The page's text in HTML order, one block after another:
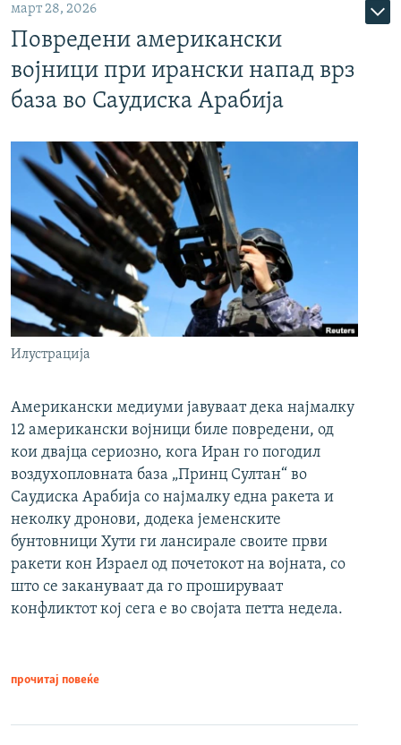
март 28, 2026
Повредени американски
војници при ирански напад врз
база во Саудиска Арабија
Илустрација
Американски медиуми јавуваат дека најмалку
12 американски војници биле повредени, од
кои двајца сериозно, кога Иран го погодил
воздухопловната база „Принц Султан“ во
Саудиска Арабија со најмалку една ракета и
неколку дронови, додека јеменските
бунтовници Хути ги лансирале своите први
ракети кон Израел од почетокот на војната, со
што се закануваат да го прошируваат
конфликтот кој сега е во својата петта недела.
прочитај повеќе